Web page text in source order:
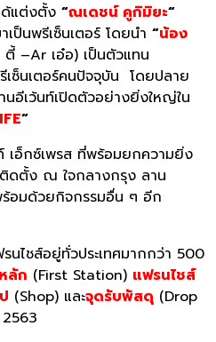
ด้แต่งตั้ง “ณเดชน์ คูกิมิยะ“
ป็นพรีเซ็นเตอร์ โดยนำ “น้อง
ตี้ –Ar เอ๋อ) เป็นตัวแทน
นเตอร์คนปัจจุบัน โดยปลาย
อีเว้นท์เปิดตัวอย่างยิ่งใหญ่ใน
“
เอ็กซ์เพรส ที่พร้อมยกความยิ่ง
ดตั้ง ณ ใจกลางกรุง ลาน
ร้อมด้วยกิจกรรมอื่น ๆ อีก
นไชส์อยู่ทั่วประเทศมากกว่า 500
ลัก (First Station) แฟรนไชส์
(Shop) และจุดรับพัสดุ (Drop